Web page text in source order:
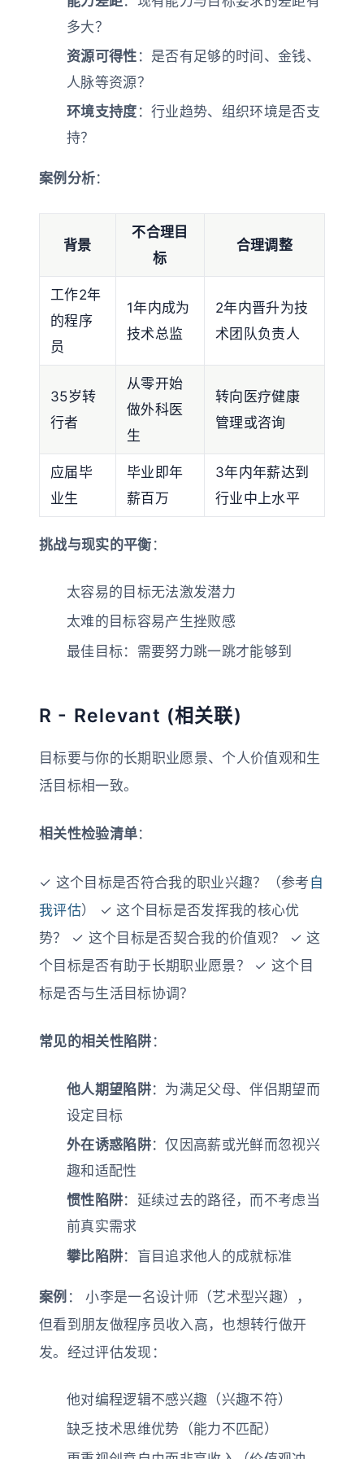
多大？
资源可得性 ：是否有足够的时间、金钱、
人脉等资源？
环境支持度 ：行业趋势、组织环境是否支
持？
案例分析：
背景
不合理目
标
合理调整
工作2年
的程序
员
1年内成为
技术总监
2年内晋升为技
术团队负责人
35岁转
行者
从零开始
做外科医
生
转向医疗健康
管理或咨询
应届毕
业生
毕业即年
薪百万
3年内年薪达到
行业中上水平
挑战与现实的平衡 ：
太容易的目标无法激发潜力
太难的目标容易产生挫败感
最佳目标：需要努力跳一跳才能够到
R - Relevant (相关联)
目标要与你的长期职业愿景、个人价值观和生
活目标相一致。
相关性检验清单：
✓ 这个目标是否符合我的职业兴趣？（参考 自
我评估） ✓ 这个目标是否发挥我的核心优
势？ ✓ 这个目标是否契合我的价值观？ ✓ 这
个目标是否有助于长期职业愿景？ ✓ 这个目
标是否与生活目标协调？
常见的相关性陷阱 ：
他人期望陷阱：为满足父母、伴侣期望而
设定目标
外在诱惑陷阱：仅因高薪或光鲜而忽视兴
趣和适配性
惯性陷阱：延续过去的路径，而不考虑当
前真实需求
攀比陷阱：盲目追求他人的成就标准
案例 ： 小李是一名设计师（艺术型兴趣），
但看到朋友做程序员收入高，也想转行做开
发。经过评估发现：
他对编程逻辑不感兴趣（兴趣不符）
缺乏技术思维优势（能力不匹配）